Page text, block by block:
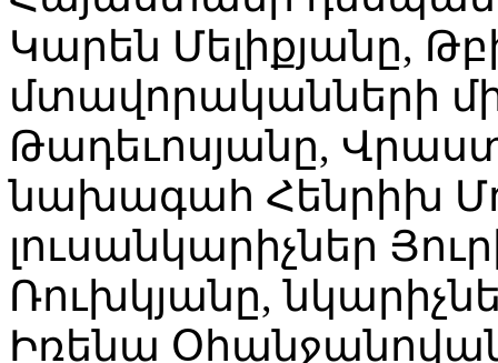
Կարեն Մելիքյանը,
մտավորականների
Թադեւոսյանը,
նախագահ Հենրիխ
լուսանկարիչներ
Ռուխկյանը,
Իռենա